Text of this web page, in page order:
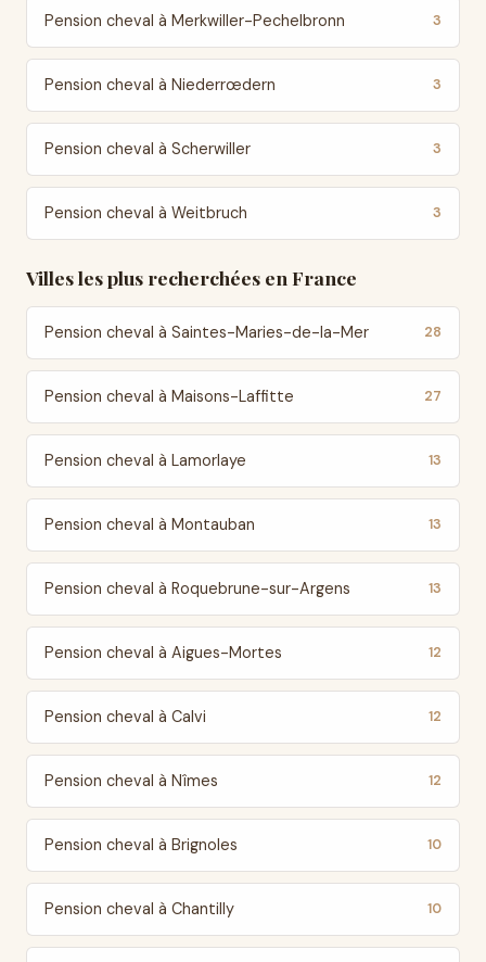
Pension cheval à Merkwiller-Pechelbronn 3
Pension cheval à Niederrœdern 3
Pension cheval à Scherwiller 3
Pension cheval à Weitbruch 3
Villes les plus recherchées en France
Pension cheval à Saintes-Maries-de-la-Mer 28
Pension cheval à Maisons-Laffitte 27
Pension cheval à Lamorlaye 13
Pension cheval à Montauban 13
Pension cheval à Roquebrune-sur-Argens 13
Pension cheval à Aigues-Mortes 12
Pension cheval à Calvi 12
Pension cheval à Nîmes 12
Pension cheval à Brignoles 10
Pension cheval à Chantilly 10